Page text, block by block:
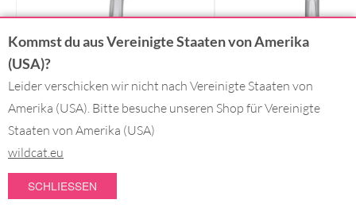
+ Mehr Farben
Kommst du aus Vereinigte Staaten von Amerika
(USA)?
Leider verschicken wir nicht nach Vereinigte Staaten von
Amerika (USA). Bitte besuche unseren Shop für Vereinigte
Staaten von Amerika (USA)
wildcat.eu
SCHLIESSEN